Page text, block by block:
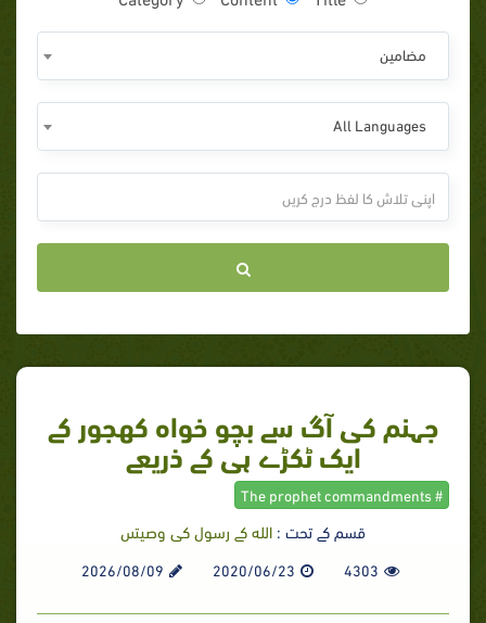
مضامين
All Languages
جہنم کی آگ سے بچو خواہ کھجور کے
ایک ٹکڑے ہی کے ذریعے
# The prophet commandments
قسم کے تحت : الله كے رسول كى وصيتىں
4303
2020/06/23
2026/08/09